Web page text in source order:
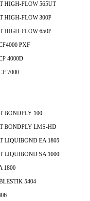
HIGH-FLOW 565UT
HIGH-FLOW 300P
HIGH-FLOW 650P
PXF
4000D
7000
BONDPLY 100
BONDPLY LMS-HD
LIQUIBOND EA 1805
LIQUIBOND SA 1000
1800
5404